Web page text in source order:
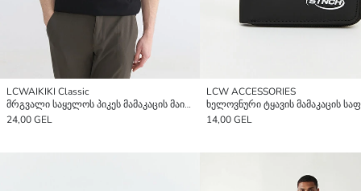
LCWAIKIKI Classic
მრგვალი საყელოს პიკეს მამაკაცის მაისური
24,00 GEL
LCW ACCESSORIES
ხელოვნური ტყავის მამაკაცის
14,00 GEL